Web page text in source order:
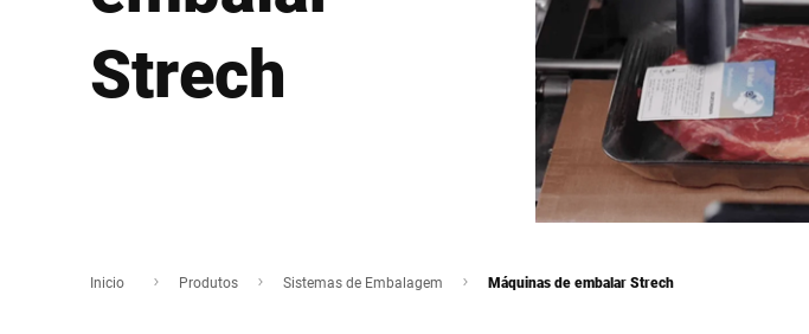
Suíça
Reino Unido
Site global
Strech
Inicio Produtos Sistemas de Embalagem Máquinas de embalar Strech